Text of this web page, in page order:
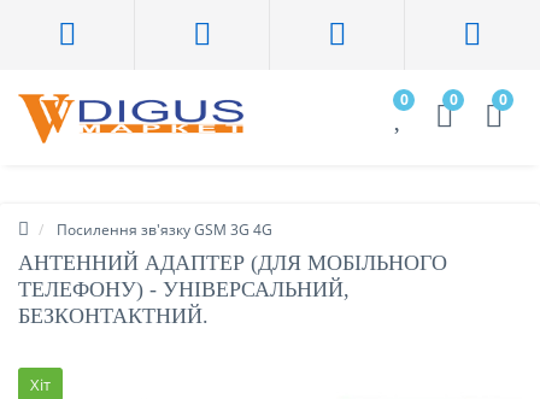
0 0 0
Посилення зв'язку GSM 3G 4G
АНТЕННИЙ АДАПТЕР (ДЛЯ МОБІЛЬНОГО
ТЕЛЕФОНУ) - УНІВЕРСАЛЬНИЙ,
БЕЗКОНТАКТНИЙ.
Хіт